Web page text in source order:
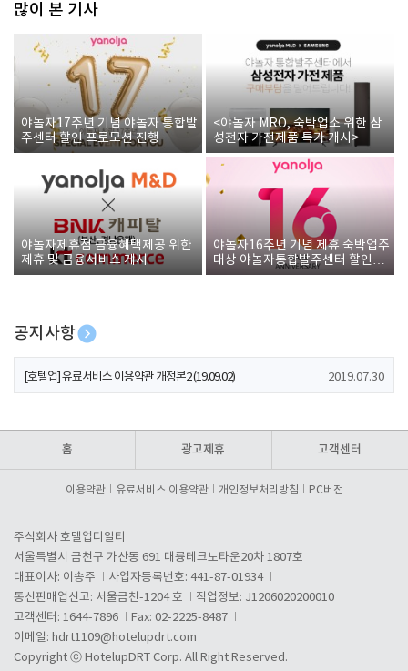
많이 본 기사
야놀자17주년 기념 야놀자 통합발
주센터 할인 프로모션 진행
<야놀자 MRO, 숙박업소 위한 삼
성전자 가전제품 특가 개시>
야놀자제휴점 금융혜택제공 위한
제휴 및 금융서비스 게시
야놀자16주년 기념 제휴 숙박업주
대상 야놀자통합발주센터 할인쿠
폰 증정
공지사항
[호텔업] 개인정보 처리방침 개정본1 (19.09.02)
[호텔업] 유료서비스 이용약관 개정본2 (19.09.02) 2019.07.30
홈 광고제휴 고객센터
이용약관 유료서비스 이용약관 개인정보처리방침 PC버전
주식회사 호텔업디알티
서울특별시 금천구 가산동 691 대륭테크노타운20차 1807호
대표이사: 이송주
사업자등록번호: 441-87-01934
통신판매업신고: 서울금천-1204 호
직업정보: J1206020200010
고객센터: 1644-7896
Fax: 02-2225-8487
이메일: hdrt1109@hotelupdrt.com
Copyright ⓒ HotelupDRT Corp. All Right Reserved.